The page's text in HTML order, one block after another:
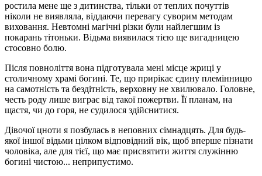
ростила мене ще з дитинства, тільки от теплих почуттів
ніколи не виявляла, віддаючи перевагу суворим методам
виховання. Невтомні магічні різки були найлегшим із
покарань тітоньки. Відьма виявилася тією ще вигадницею
стосовно болю.
Після повноліття вона підготувала мені місце жриці у
столичному храмі богині. Те, що прирікає єдину племінницю
на самотність та бездітність, верховну не хвилювало. Головне,
честь роду лише виграє від такої пожертви. Її планам, на
щастя, чи до горя, не судилося здійснитися.
Дівочої цноти я позбулась в неповних сімнадцять. Для будь-
якої іншої відьми цілком відповідний вік, щоб вперше пізнати
чоловіка, але для тієї, що має присвятити життя служінню
богині чистою... неприпустимо.